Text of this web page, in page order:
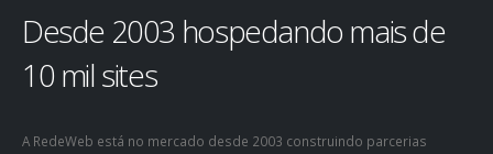
Desde 2003 hospedando mais de
10 mil sites
A RedeWeb está no mercado desde 2003 construindo parcerias